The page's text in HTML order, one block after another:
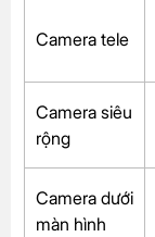
Camera tele
Camera siêu
rộng
Camera dưới
màn hình